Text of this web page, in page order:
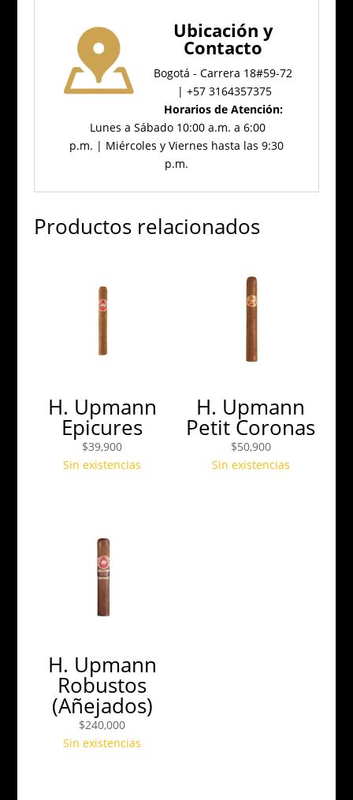
Ubicación y
Contacto
Bogotá - Carrera 18#59-72
| +57 3164357375
Horarios de Atención:
Lunes a Sábado 10:00 a.m. a 6:00
p.m. | Miércoles y Viernes hasta las 9:30
p.m.
Productos relacionados
H. Upmann
Epicures
$39,900
Sin existencias
H. Upmann
Petit Coronas
$50,900
Sin existencias
H. Upmann
Robustos
(Añejados)
$240,000
Sin existencias